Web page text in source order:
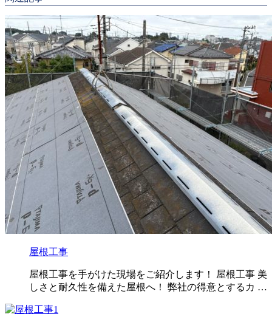
屋根工事
屋根工事を手がけた現場をご紹介します！ 屋根工事 美
しさと耐久性を備えた屋根へ！ 弊社の得意とするカ …